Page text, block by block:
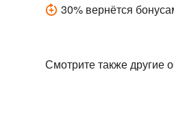
30% вернётся
Смотрите также другие